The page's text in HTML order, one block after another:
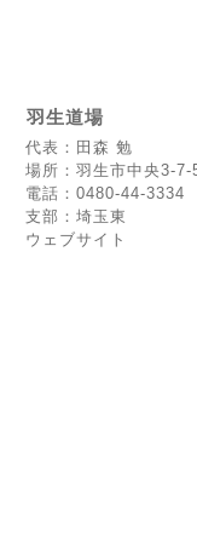
羽生道場
代表：田森 勉
場所：羽生市中央3-
電話：0480-44-3334
支部：埼玉東
ウェブサイト